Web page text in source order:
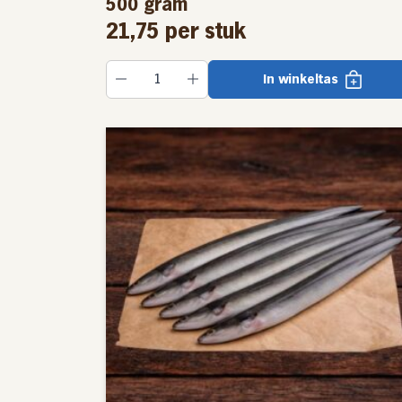
De glasaaltjes worden de eerste 14 dagen
zijn. Na ongeveer 14 dagen wordt
maat van de paling oplopend van 0.5 mm
allemaal even snel groeien en zo wordt
opeten. Als de paling dan ongeveer 10 gram
gesorteerd omdat de paling dan groter is en
Na ongeveer 1,5 tot 2 jaar groeit een paling
paling. Palingen die groot genoeg zijn om
worden 4-5 dagen in zuiver water gehouden.
voorkomen.
Volgens strenge hygiëne-
500 gram
21,75 per stuk
In winkeltas